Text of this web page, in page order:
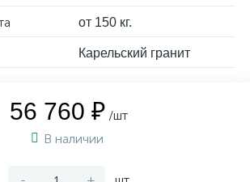
от 150 кг.
Карельский гранит
56 760 ₽ /шт
В наличии